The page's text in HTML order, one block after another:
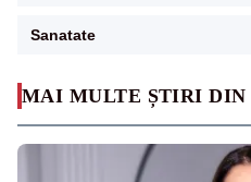
MAI MULTE ȘTIRI DIN
Sanatate